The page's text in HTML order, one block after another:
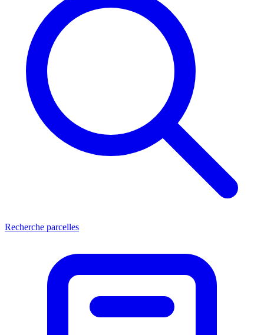
Recherche parcelles